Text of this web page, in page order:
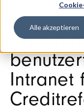
Alle akzeptieren
Intranet